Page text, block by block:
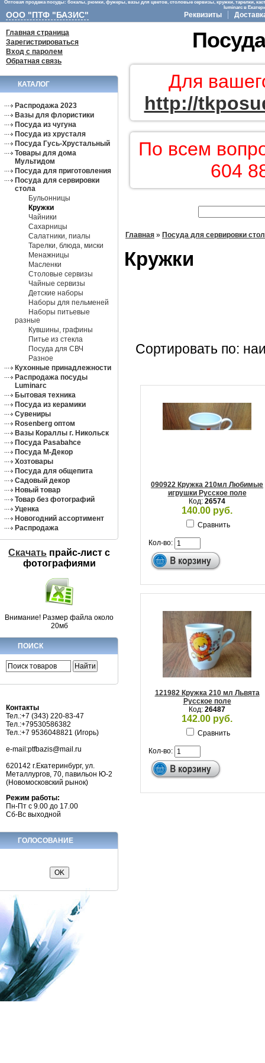
Оптовая продажа посуды: бокалы, рюмки, фужеры, вазы для цветов, столовые сервизы, кружки, тарелки,
luminarc в
ООО "ПТФ "БАЗИС" Реквизиты
Главная страница
Зарегистрироваться
Вход с паролем
Обратная связь
КАТАЛОГ
Распродажа 2023
Вазы для флористики
Посуда из чугуна
Посуда из хрусталя
Посуда Гусь-Хрустальный
Товары для дома
Мультидом
Посуда для приготовления
Посуда для сервировки
стола
Бульонницы
Кружки
Чайники
Сахарницы
Салатники, пиалы
Тарелки, блюда, миски
Менажницы
Масленки
Столовые сервизы
Чайные сервизы
Детские наборы
Наборы для пельменей
Наборы питьевые
разные
Кувшины, графины
Питье из стекла
Посуда для СВЧ
Разное
Кухонные принадлежности
Распродажа посуды
Luminarc
Бытовая техника
Посуда из керамики
Сувениры
Rosenberg оптом
Вазы Кораллы г. Никольск
Посуда Pasabahce
Посуда М-Декор
Хозтовары
Посуда для общепита
Садовый декор
Новый товар
Товар без фотографий
Уценка
Новогодний ассортимент
Распродажа
Скачать прайс-лист c
фотографиями
Внимание! Размер файла около
20мб
ПОИСК
Контакты
Тел.:+7 (343) 220-83-47
Тел.:+79530586382
Тел.:+7 9536048821 (Игорь)
e-mail:ptfbazis@mail.ru
620142 г.Екатеринбург, ул.
Металлургов, 70, павильон Ю-2
(Новомосковский рынок)
Режим работы:
Пн-Пт с 9.00 до 17.00
Сб-Вс выходной
ГОЛОСОВАНИЕ
Для
http://
По всем
604
Главная » Посуда для сервировки
Кружки
Сортировать по:
090922 Кружка 210мл Любимые
игрушки Русское поле
Код: 26574
140.00 руб.
Сравнить
Кол-во:
121982 Кружка 210 мл Львята
Русское поле
Код: 26487
142.00 руб.
Сравнить
Кол-во: